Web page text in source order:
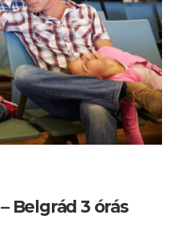
Belgrád 3 órás